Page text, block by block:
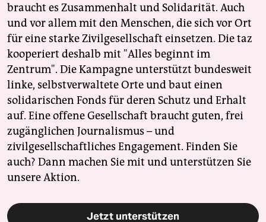
braucht es Zusammenhalt und Solidarität. Auch
und vor allem mit den Menschen, die sich vor Ort
für eine starke Zivilgesellschaft einsetzen. Die taz
kooperiert deshalb mit "Alles beginnt im
Zentrum". Die Kampagne unterstützt bundesweit
linke, selbstverwaltete Orte und baut einen
solidarischen Fonds für deren Schutz und Erhalt
auf. Eine offene Gesellschaft braucht guten, frei
zugänglichen Journalismus – und
zivilgesellschaftliches Engagement. Finden Sie
auch? Dann machen Sie mit und unterstützen Sie
unsere Aktion.
Jetzt unterstützen